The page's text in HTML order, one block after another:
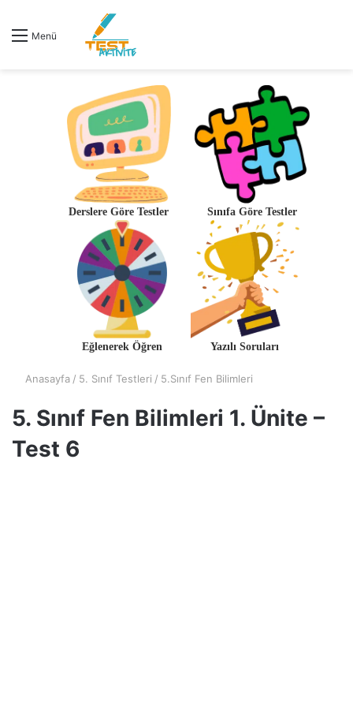
Menü
Derslere Göre Testler Sınıfa Göre Testler
Eğlenerek Öğren Yazılı Soruları
Anasayfa / 5. Sınıf Testleri / 5.Sınıf Fen Bilimleri
5. Sınıf Fen Bilimleri 1. Ünite –
Test 6